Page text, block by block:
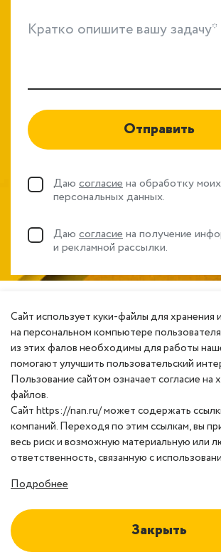
Кратко опишите вашу задачу*
Отправить
Даю согласие на обработку моих
персональных данных.
Даю согласие на получение
и рекламной рассылки.
Сайт использует куки-файлы для
на персональном компьютере
из этих фалов необходимы для работы
помогают улучшить пользовательский
Пользование сайтом означает согласие на
файлов.
Сайт https://nan.ru/ может содержать
компаний. Переходя по этим ссылкам, вы
весь риск и возможную материальную или
ответственность, связанную с
Подробнее
Закрыть